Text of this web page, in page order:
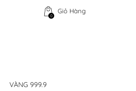
Giỏ Hàng
0
VÀNG 999.9